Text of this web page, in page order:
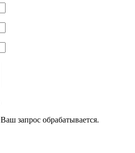
запрос обрабатывается.